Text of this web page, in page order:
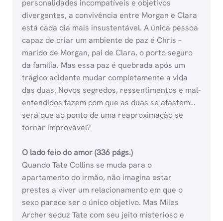
personalidades incompatíveis e objetivos
divergentes, a convivência entre Morgan e Clara
está cada dia mais insustentável. A única pessoa
capaz de criar um ambiente de paz é Chris –
marido de Morgan, pai de Clara, o porto seguro
da família. Mas essa paz é quebrada após um
trágico acidente mudar completamente a vida
das duas. Novos segredos, ressentimentos e mal-
entendidos fazem com que as duas se afastem…
será que ao ponto de uma reaproximação se
tornar improvável?
O lado feio do amor (336 págs.)
Quando Tate Collins se muda para o
apartamento do irmão, não imagina estar
prestes a viver um relacionamento em que o
sexo parece ser o único objetivo. Mas Miles
Archer seduz Tate com seu jeito misterioso e